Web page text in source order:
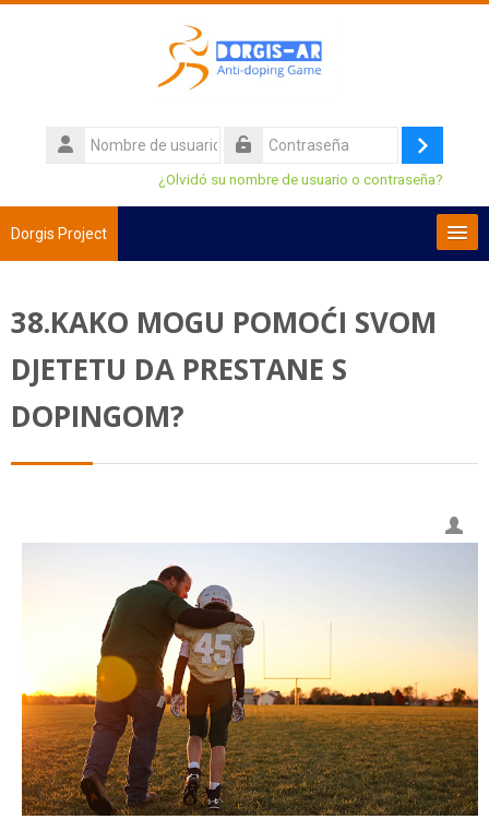
Nombre
de
Acceder
¿Olvidó su nombre de usuario o contraseña?
Dorgis Project
Buscar
38.KAKO MOGU POMOĆI SVOM
DJETETU DA PRESTANE S
DOPINGOM?